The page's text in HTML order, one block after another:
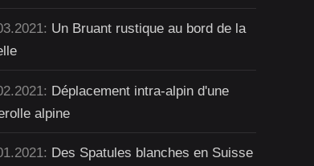
Un Bruant rustique au bord de la
Déplacement intra-alpin d'une
alpine
Des Spatules blanches en Suisse